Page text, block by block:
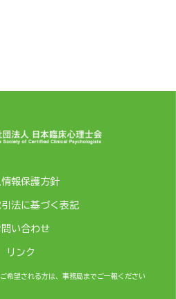
報保護方針
法に基づく表記
問い合わせ
リンク
希望される方は、事務局までご一報ください